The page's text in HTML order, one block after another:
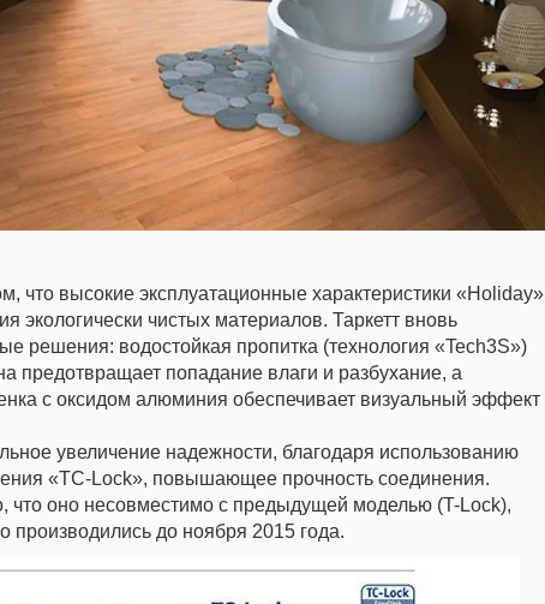
что высокие эксплуатационные характеристики «Holiday»
экологически чистых материалов. Таркетт вновь
решения: водостойкая пропитка (технология «Tech3S»)
предотвращает попадание влаги и разбухание, а
с оксидом алюминия обеспечивает визуальный эффект
увеличение надежности, благодаря использованию
«TC-Lock», повышающее прочность соединения.
что оно несовместимо с предыдущей моделью (T-Lock),
производились до ноября 2015 года.